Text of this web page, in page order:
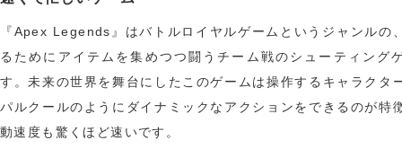
『Apex Legends』はバトルロイヤルゲームというジャンルの
るためにアイテムを集めつつ闘うチーム戦のシューティング
す。未来の世界を舞台にしたこのゲームは操作するキャラクタ
パルクールのようにダイナミックなアクションをできるのが特
動速度も驚くほど速いです。